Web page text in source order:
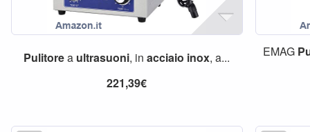
Pulitorea ultrasuoni, inacciaio inox, a...
221,39€
EMAG